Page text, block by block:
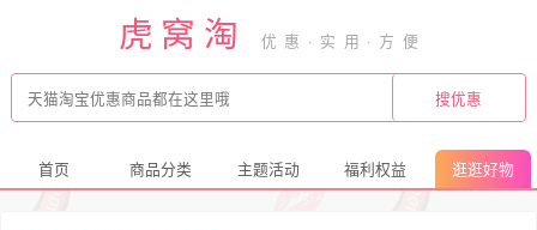
虎窝淘
首页 商品分类 主题活动 福利权益 逛逛好物